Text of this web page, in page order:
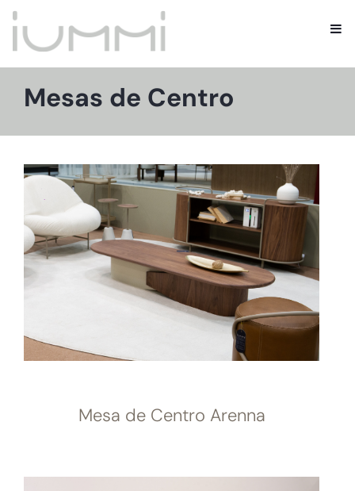
Mesas de Centro
Mesa de Centro Arenna